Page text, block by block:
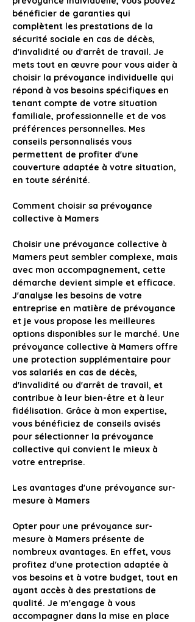
bénéficier de garanties qui
complètent les prestations de la
sécurité sociale en cas de décès,
d'invalidité ou d'arrêt de travail. Je
mets tout en œuvre pour vous aider à
choisir la prévoyance individuelle qui
répond à vos besoins spécifiques en
tenant compte de votre situation
familiale, professionnelle et de vos
préférences personnelles. Mes
conseils personnalisés vous
permettent de profiter d'une
couverture adaptée à votre situation,
en toute sérénité.
Comment choisir sa prévoyance
collective à Mamers
Choisir une prévoyance collective à
Mamers peut sembler complexe, mais
avec mon accompagnement, cette
démarche devient simple et efficace.
J'analyse les besoins de votre
entreprise en matière de prévoyance
et je vous propose les meilleures
options disponibles sur le marché. Une
prévoyance collective à Mamers offre
une protection supplémentaire pour
vos salariés en cas de décès,
d'invalidité ou d'arrêt de travail, et
contribue à leur bien-être et à leur
fidélisation. Grâce à mon expertise,
vous bénéficiez de conseils avisés
pour sélectionner la prévoyance
collective qui convient le mieux à
votre entreprise.
Les avantages d'une prévoyance sur-
mesure à Mamers
Opter pour une prévoyance sur-
mesure à Mamers présente de
nombreux avantages. En effet, vous
profitez d'une protection adaptée à
vos besoins et à votre budget, tout en
ayant accès à des prestations de
qualité. Je m'engage à vous
accompagner dans la mise en place